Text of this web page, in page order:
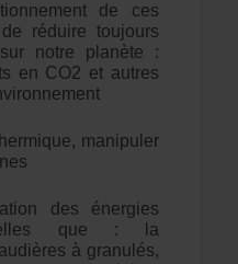
de ces
réduire toujours
notre planète :
en CO2 et autres
manipuler
des énergies
telles que : la
à granulés,